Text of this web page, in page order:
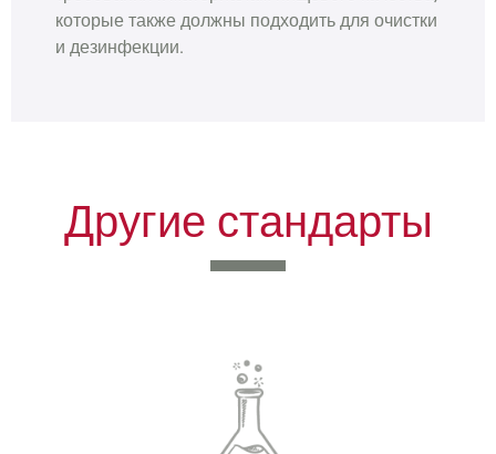
которые также должны подходить для очистки
и дезинфекции.
Другие стандарты